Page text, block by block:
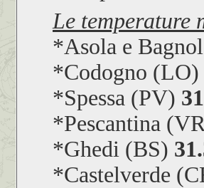
Le temperature
*Asola e
*Codogno (LO)
*Spessa (PV)
*Pescantina
*Ghedi (BS)
*Castelverde